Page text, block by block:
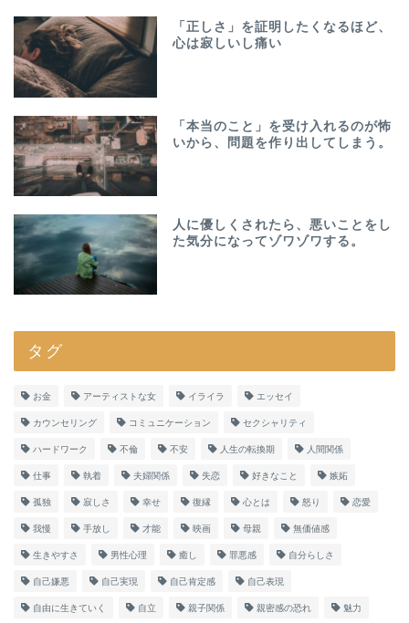
「正しさ」を証明したくなるほど、
心は寂しいし痛い
「本当のこと」を受け入れるのが怖
いから、問題を作り出してしまう。
人に優しくされたら、悪いことをし
た気分になってゾワゾワする。
タグ
お金 アーティストな女 イライラ エッセイ
カウンセリング コミュニケーション セクシャリティ
ハードワーク 不倫 不安 人生の転換期 人間関係
仕事 執着 夫婦関係 失恋 好きなこと 嫉妬
孤独 寂しさ 幸せ 復縁 心とは 怒り 恋愛
我慢 手放し 才能 映画 母親 無価値感
生きやすさ 男性心理 癒し 罪悪感 自分らしさ
自己嫌悪 自己実現 自己肯定感 自己表現
自由に生きていく 自立 親子関係 親密感の恐れ 魅力